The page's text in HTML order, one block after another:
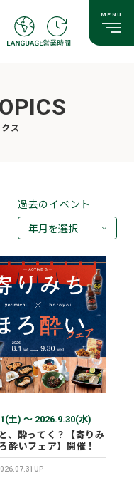
ス
過去のイベント
年月を選択
2026年07月
2026年05月
2026年03月
2026年02月
2025年12月
2025年11月
2025年10月
土) 〜 2026.9.30(水)
、酔ってく？【寄りみ
酔いフェア】開催！